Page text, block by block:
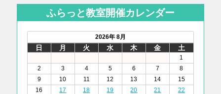
ふらっと教室開催カレンダー
2026年 8月
日 月 火 水 木 金 土
1
2
3 4 5 6 7
8
9
10 11 12 13 14
15
16
17 18 19 20 21
22